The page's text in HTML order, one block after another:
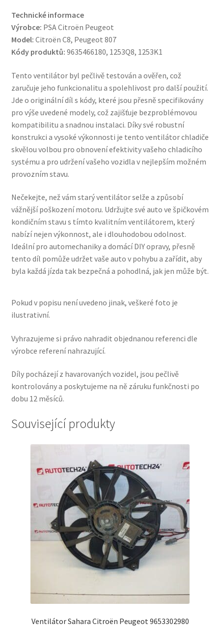
Technické informace
Výrobce: PSA Citroën Peugeot
Model: Citroën C8, Peugeot 807
Kódy produktů: 9635466180, 1253Q8, 1253K1
Tento ventilátor byl pečlivě testován a ověřen, což
zaručuje jeho funkcionalitu a spolehlivost pro další použití.
Jde o originální díl s kódy, které jsou přesně specifikovány
pro výše uvedené modely, což zajišťuje bezproblémovou
kompatibilitu a snadnou instalaci. Díky své robustní
konstrukci a vysoké výkonnosti je tento ventilátor chladiče
skvělou volbou pro obnovení efektivity vašeho chladicího
systému a pro udržení vašeho vozidla v nejlepším možném
provozním stavu.
Nečekejte, než vám starý ventilátor selže a způsobí
vážnější poškození motoru. Udržujte své auto ve špičkovém
kondičním stavu s tímto kvalitním ventilátorem, který
nabízí nejen výkonnost, ale i dlouhodobou odolnost.
Ideální pro automechaniky a domácí DIY opravy, přesně
tento díl pomůže udržet vaše auto v pohybu a zařídit, aby
byla každá jízda tak bezpečná a pohodlná, jak jen může být.
Pokud v popisu není uvedeno jinak, veškeré foto je
ilustrativní.
Vyhrazujeme si právo nahradit objednanou referenci dle
výrobce referení nahrazující.
Díly pocházejí z havarovaných vozidel, jsou pečlivě
kontrolovány a poskytujeme na ně záruku funkčnosti po
dobu 12 měsíců.
Související produkty
Ventilátor Sahara Citroën Peugeot 9653302980